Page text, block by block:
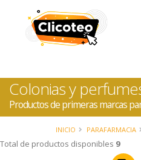
Colonias y
Productos de primeras marcas
INICIO PARAFARMACIA
Total de productos disponibles 9